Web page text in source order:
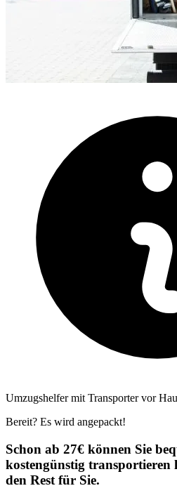
Umzugshelfer mit Transporter vor
Bereit? Es wird angepackt!
Schon ab 27€ können Sie
kostengünstig transportieren
den Rest für Sie.